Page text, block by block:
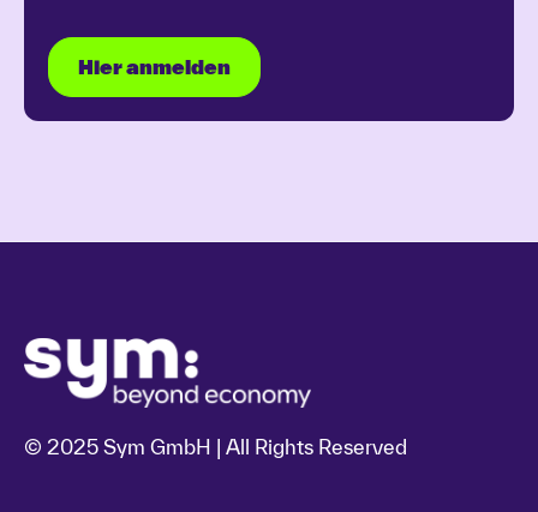
Hier anmelden
© 2025 Sym GmbH | All Rights Reserved